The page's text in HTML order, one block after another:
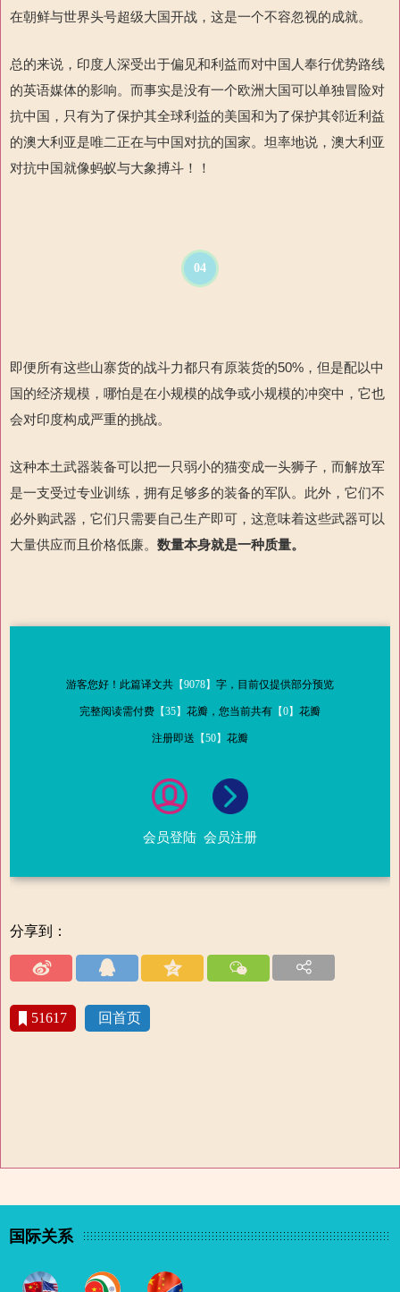
在朝鲜与世界头号超级大国开战，这是一个不容忽视的成就。
总的来说，印度人深受出于偏见和利益而对中国人奉行优势路线
的英语媒体的影响。而事实是没有一个欧洲大国可以单独冒险对
抗中国，只有为了保护其全球利益的美国和为了保护其邻近利益
的澳大利亚是唯二正在与中国对抗的国家。坦率地说，澳大利亚
对抗中国就像蚂蚁与大象搏斗！！
04
即便所有这些山寨货的战斗力都只有原装货的50% ， 但是配以中
国的经济规模，哪怕是在小规模的战争或小规模的冲突中，它也
会对印度构成严重的挑战。
这种本土武器装备可以把一只弱小的猫变成一头狮子，而解放军
是一支受过专业训练，拥有足够多的装备的军队。此外，它们不
必外购武器，它们只需要自己生产即可，这意味着这些武器可以
大量供应而且价格低廉。 数量本身就是一种质量。
游客您好！此篇译文共 【9078】 字，目前仅提供部分预览
完整阅读需付费 【35】 花瓣，您当前共有 【0】 花瓣
注册即送 【50】 花瓣
会员登陆 会员注册
分享到：
51617 回首页
国际关系